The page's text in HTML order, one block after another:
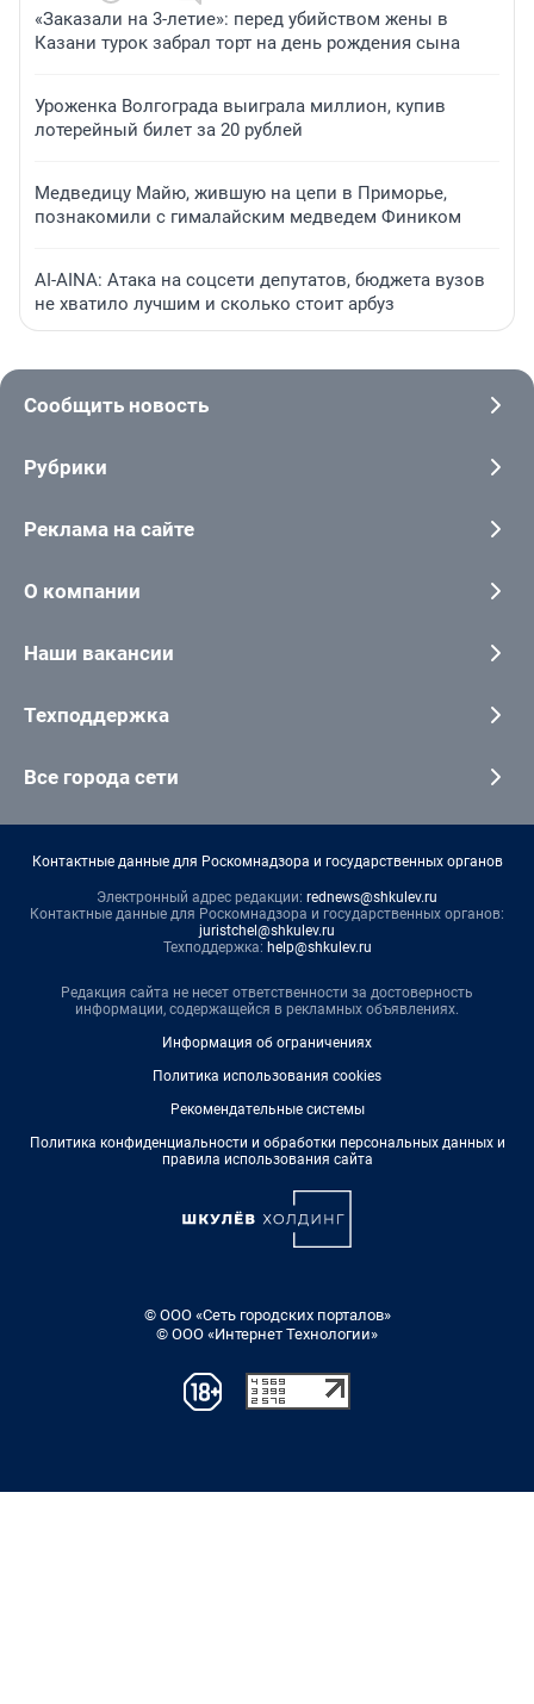
«Заказали на 3-летие»: перед убийством жены в
Казани турок забрал торт на день рождения сына
Уроженка Волгограда выиграла миллион, купив
лотерейный билет за 20 рублей
Медведицу Майю, жившую на цепи в Приморье,
познакомили с гималайским медведем Фиником
AI-AINA: Атака на соцсети депутатов, бюджета вузов
не хватило лучшим и сколько стоит арбуз
Сообщить новость
Рубрики
Реклама на сайте
О компании
Наши вакансии
Техподдержка
Все города сети
Контактные данные для Роскомнадзора и государственных органов
Электронный адрес редакции: rednews@shkulev.ru
Контактные данные для Роскомнадзора и государственных органов:
juristchel@shkulev.ru
Техподдержка: help@shkulev.ru
Редакция сайта не несет ответственности за достоверность
информации, содержащейся в рекламных объявлениях.
Информация об ограничениях
Политика использования cookies
Рекомендательные системы
Политика конфиденциальности и обработки персональных данных и
правила использования сайта
© ООО «Сеть городских порталов»
© ООО «Интернет Технологии»